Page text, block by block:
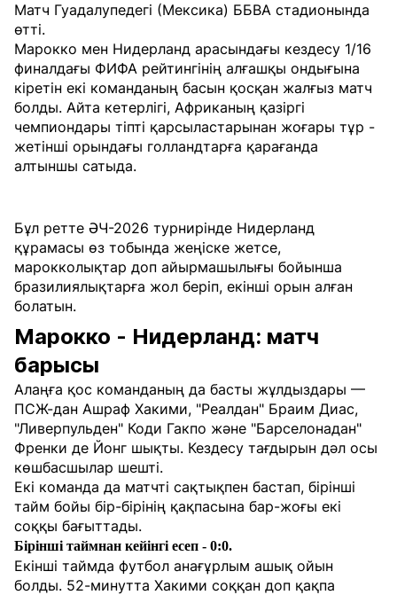
Матч Гуадалупедегі (Мексика) ББВА стадионында
өтті.
Марокко мен Нидерланд арасындағы кездесу 1/16
финалдағы ФИФА рейтингінің алғашқы ондығына
кіретін екі команданың басын қосқан жалғыз матч
болды. Айта кетерлігі, Африканың қазіргі
чемпиондары тіпті қарсыластарынан жоғары тұр -
жетінші орындағы голландтарға қарағанда
алтыншы сатыда.
Бұл ретте ӘЧ-2026 турнирінде Нидерланд
құрамасы өз тобында жеңіске жетсе,
марокколықтар доп айырмашылығы бойынша
бразилиялықтарға жол беріп, екінші орын алған
болатын.
Марокко - Нидерланд: матч
барысы
Алаңға қос команданың да басты жұлдыздары —
ПСЖ-дан Ашраф Хакими, "Реалдан" Браим Диас,
"Ливерпульден" Коди Гакпо және "Барселонадан"
Френки де Йонг шықты. Кездесу тағдырын дәл осы
көшбасшылар шешті.
Екі команда да матчті сақтықпен бастап, бірінші
тайм бойы бір-бірінің қақпасына бар-жоғы екі
соққы бағыттады.
Бірінші таймнан кейінгі есеп - 0:0.
Екінші таймда футбол анағұрлым ашық ойын
болды. 52-минутта Хакими соққан доп қақпа